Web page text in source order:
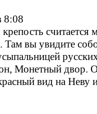
8:08
считается
Там вы увидите
Монетный двор.
вид на Неву